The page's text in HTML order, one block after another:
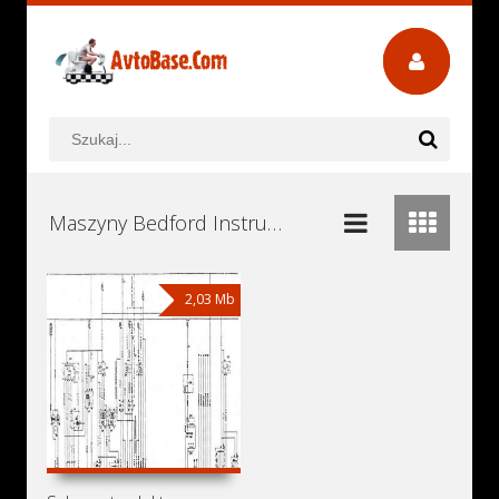
Maszyny Bedford Instrukcje Obsługi, Książki Serwisowe i Naprawy Download - Pobierz za Darmo
2,03 Mb